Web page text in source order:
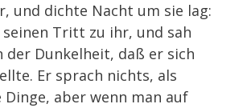
und dichte Nacht um sie lag:
Tritt zu ihr, und sah
der Dunkelheit, daß er sich
Er sprach nichts, als
Dinge, aber wenn man auf